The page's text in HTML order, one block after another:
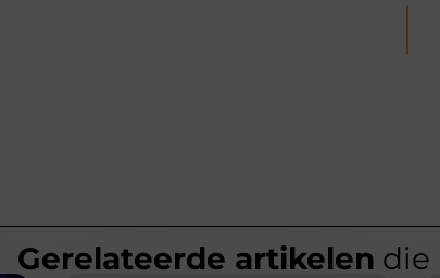
Gerelateerde artikelen die